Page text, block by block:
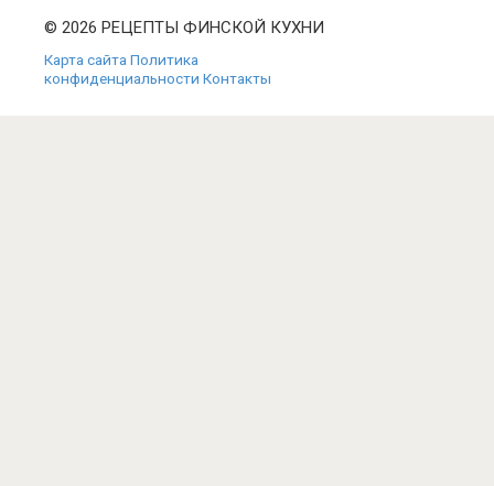
© 2026 РЕЦЕПТЫ ФИНСКОЙ КУХНИ
Карта сайта Политика
конфиденциальности Контакты